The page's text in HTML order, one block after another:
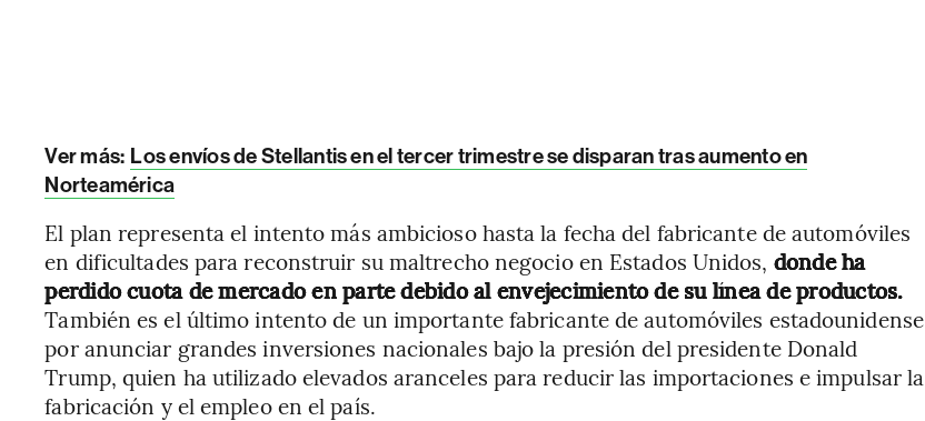
Ver más: Los envíos de Stellantis en el tercer trimestre se disparan tras aumento en
Norteamérica
El plan representa el intento más ambicioso hasta la fecha del fabricante de automóviles
en dificultades para reconstruir su maltrecho negocio en Estados Unidos, donde ha
perdido cuota de mercado en parte debido al envejecimiento de su línea de productos.
También es el último intento de un importante fabricante de automóviles estadounidense
por anunciar grandes inversiones nacionales bajo la presión del presidente Donald
Trump, quien ha utilizado elevados aranceles para reducir las importaciones e impulsar la
fabricación y el empleo en el país.